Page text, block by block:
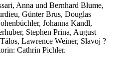
Anna und Bernhard Blume,
Günter Brus, Douglas
Johanna Kandl,
Stephen Prina, August
Lawrence Weiner, Slavoj ?
Cathrin Pichler.